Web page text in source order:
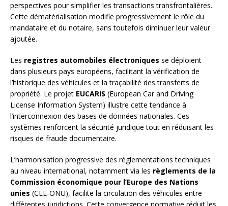
perspectives pour simplifier les transactions transfrontalières.
Cette dématérialisation modifie progressivement le rôle du
mandataire et du notaire, sans toutefois diminuer leur valeur
ajoutée.
Les registres automobiles électroniques se déploient
dans plusieurs pays européens, facilitant la vérification de
l’historique des véhicules et la traçabilité des transferts de
propriété. Le projet EUCARIS (European Car and Driving
License Information System) illustre cette tendance à
l’interconnexion des bases de données nationales. Ces
systèmes renforcent la sécurité juridique tout en réduisant les
risques de fraude documentaire.
L’harmonisation progressive des réglementations techniques
au niveau international, notamment via les règlements de la
Commission économique pour l’Europe des Nations
unies (CEE-ONU), facilite la circulation des véhicules entre